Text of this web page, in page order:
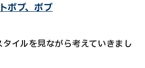
ボブ、ボブ
イルを見ながら考えていきまし